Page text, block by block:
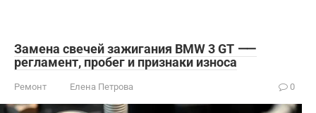
Замена свечей зажигания BMW 3 GT ⸺
регламент, пробег и признаки износа
Ремонт Елена Петрова 0